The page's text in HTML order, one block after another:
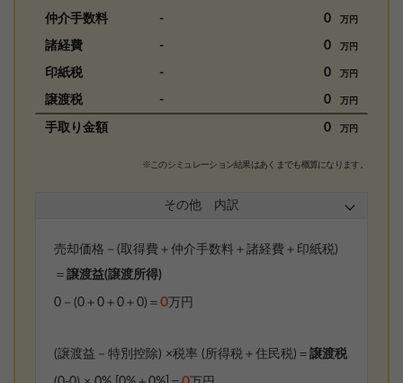
仲介手数料 - 0 万円
諸経費 - 0 万円
印紙税 - 0 万円
譲渡税 - 0 万円
手取り金額 0 万円
※このシミュレーション結果はあくまでも概算になります。
その他 内訳
売却価格－(取得費＋仲介手数料＋諸経費＋印紙税)
＝ 譲渡益(譲渡所得)
0 －(0 ＋ 0 ＋ 0 ＋ 0)＝ 0万円
(譲渡益－特別控除) ×税率 (所得税＋住民税)＝ 譲渡税